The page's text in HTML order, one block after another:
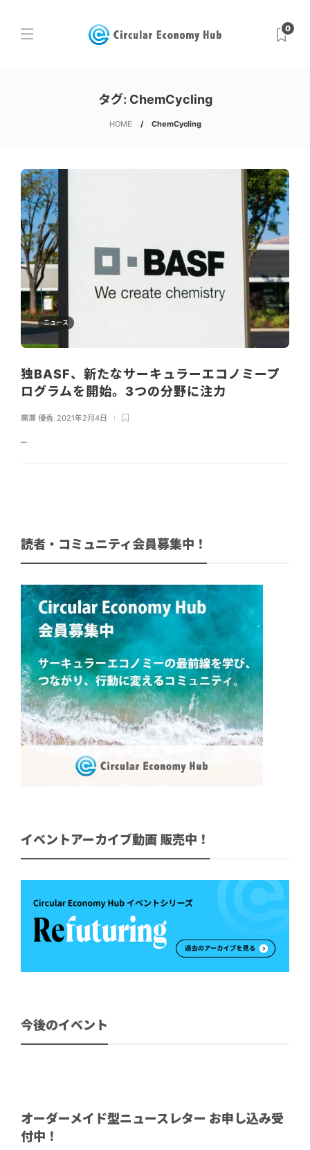
0
タグ: ChemCycling
HOME ChemCycling
ニュース
独BASF、新たなサーキュラーエコノミープ
ログラムを開始。3つの分野に注力
廣瀬 優香 2021年2月4日
...
読者・コミュニティ会員募集中！
イベントアーカイブ動画 販売中！
今後のイベント
オーダーメイド型ニュースレター お申し込み受
付中！